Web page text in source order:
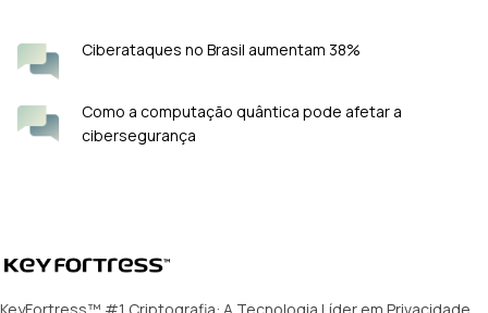
Ciberataques no Brasil aumentam 38%
Como a computação quântica pode afetar a
cibersegurança